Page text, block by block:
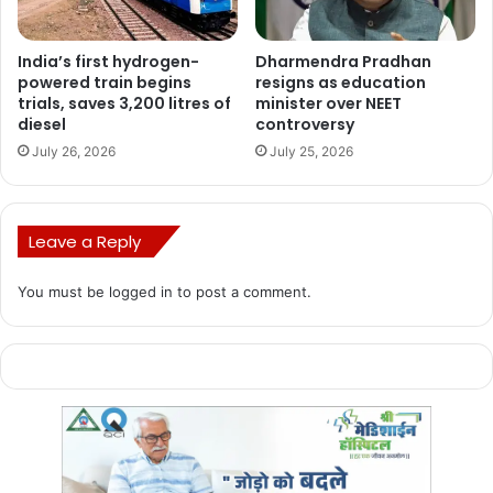
India’s first hydrogen-
powered train begins
trials, saves 3,200 litres of
diesel
July 26, 2026
Dharmendra Pradhan
resigns as education
minister over NEET
controversy
July 25, 2026
Leave a Reply
You must be logged in to post a comment.